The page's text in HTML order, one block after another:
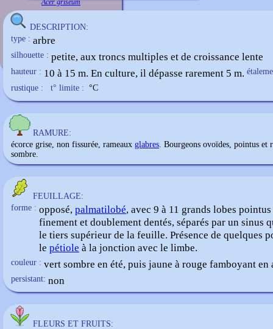
Acer griseum
DESCRIPTION:
type : arbre
silhouette : petite, aux troncs multiples et de croissance lente
hauteur : 10 à 15 m. En culture, il dépasse rarement 5 m.
rustique :
t° limite : °C
RAMURE:
écorce grise, non fissurée, rameaux glabres. Bourgeons ovoïdes, pointus et
sombre.
FEUILLAGE:
forme : opposé, palmatilobé, avec 9 à 11 grands lobes
finement et doublement dentés, séparés par un sinus
le tiers supérieur de la feuille. Présence de quelques
le pétiole à la jonction avec le limbe.
couleur : vert sombre en été, puis jaune à rouge famboyant en
persistant: non
FLEURS ET FRUITS: